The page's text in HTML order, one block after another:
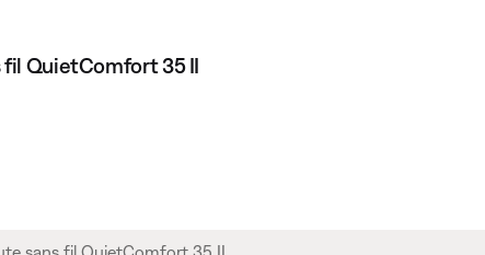
fil QuietComfort 35 II